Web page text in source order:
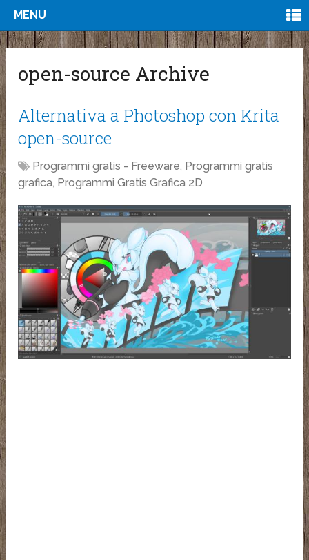
MENU
open-source Archive
Alternativa a Photoshop con Krita
open-source
Programmi gratis - Freeware, Programmi gratis
grafica, Programmi Gratis Grafica 2D